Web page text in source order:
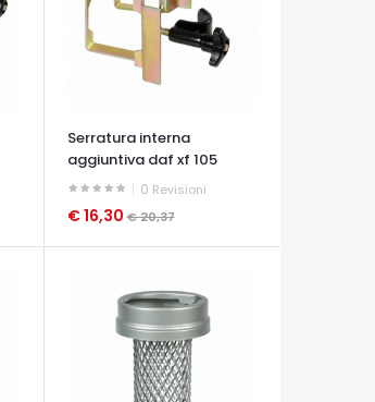
Serratura interna
aggiuntiva daf xf 105
0 Revisioni
€ 16,30€ 20,37
OCCHIATA VELOCE